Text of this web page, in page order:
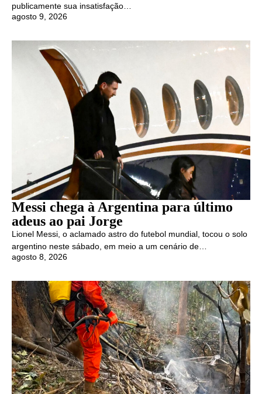
publicamente sua insatisfação…
agosto 9, 2026
Messi chega à Argentina para último
adeus ao pai Jorge
Lionel Messi, o aclamado astro do futebol mundial, tocou o solo
argentino neste sábado, em meio a um cenário de…
agosto 8, 2026